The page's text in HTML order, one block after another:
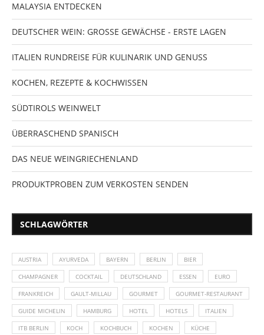
MALAYSIA ENTDECKEN
DEUTSCHER WEIN: GROSSE GEWÄCHSE - ERSTE LAGEN
ITALIEN RUNDREISE FÜR KULINARIK UND GENUSS
KOCHEN, REZEPTE & KOCHWISSEN
SÜDTIROLS WEINWELT
ÜBERRASCHEND SPANISCH
DAS NEUE WEINGRIECHENLAND
PRODUKTPROBEN ZUM VERKOSTEN SENDEN
SCHLAGWÖRTER
AUSTRIA AYURVEDA BAYERN BERLIN BIER
CHAMPAGNER COCKTAIL DEUTSCHLAND ESSEN EURO
FRANKREICH GAULT-MILLAU GOURMET GOURMET-RESTAURANT
GUIDE MICHELIN HAMBURG HOTEL HOTELS ITALIEN
ITB BERLIN KOCH KOCHBUCH KOCHEN KÜCHE